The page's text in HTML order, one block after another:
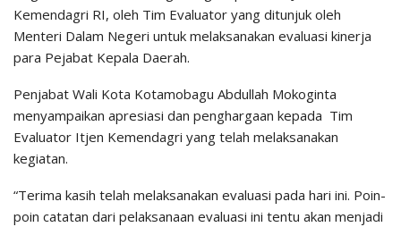
Kemendagri RI, oleh Tim Evaluator yang ditunjuk oleh
Menteri Dalam Negeri untuk melaksanakan evaluasi kinerja
para Pejabat Kepala Daerah.
Penjabat Wali Kota Kotamobagu Abdullah Mokoginta
menyampaikan apresiasi dan penghargaan kepada Tim
Evaluator Itjen Kemendagri yang telah melaksanakan
kegiatan.
“Terima kasih telah melaksanakan evaluasi pada hari ini. Poin-
poin catatan dari pelaksanaan evaluasi ini tentu akan menjadi